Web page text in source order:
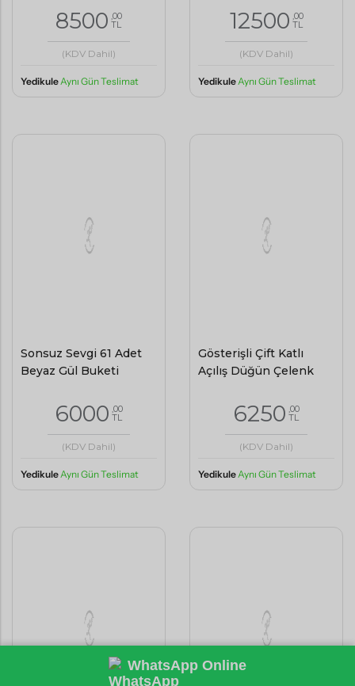
8500 ,00
TL
(KDV Dahil)
Yedikule Aynı Gün Teslimat
12500 ,00
TL
(KDV Dahil)
Yedikule Aynı Gün Teslimat
Sonsuz Sevgi 61 Adet
Beyaz Gül Buketi
6000 ,00
TL
(KDV Dahil)
Yedikule Aynı Gün Teslimat
Gösterişli Çift Katlı
Açılış Düğün Çelenk
6250 ,00
TL
(KDV Dahil)
Yedikule Aynı Gün Teslimat
WhatsApp Online